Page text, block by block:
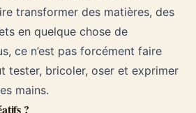
transformer des matières, des
en quelque chose de
ce n’est pas forcément faire
tester, bricoler, oser et exprimer
mains.
?